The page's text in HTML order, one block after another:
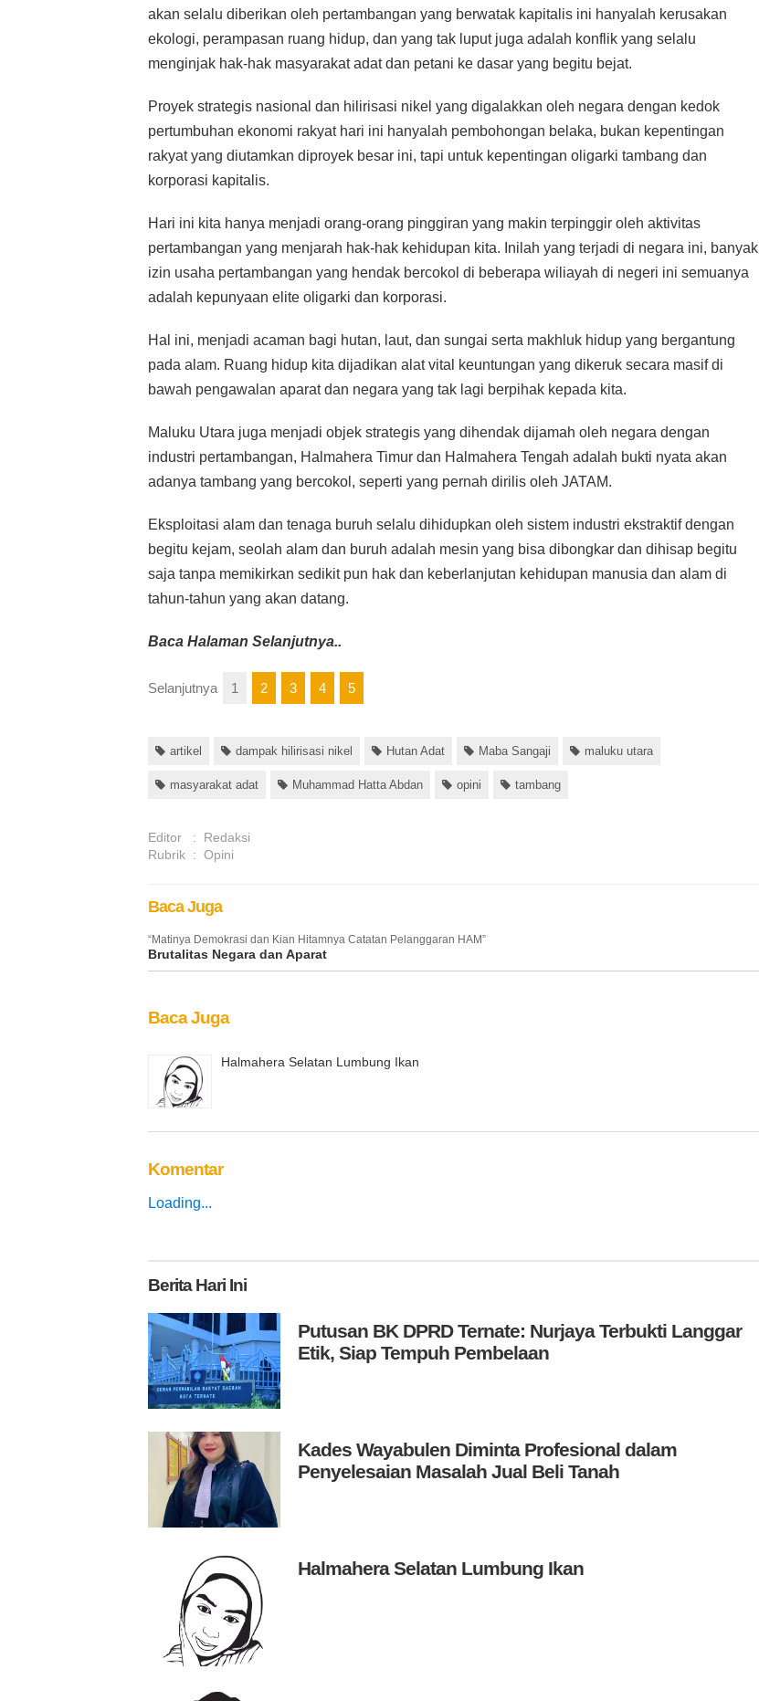
akan selalu diberikan oleh pertambangan yang berwatak kapitalis ini hanyalah kerusakan
ekologi, perampasan ruang hidup, dan yang tak luput juga adalah konflik yang selalu
menginjak hak-hak masyarakat adat dan petani ke dasar yang begitu bejat.
Proyek strategis nasional dan hilirisasi nikel yang digalakkan oleh negara dengan kedok
pertumbuhan ekonomi rakyat hari ini hanyalah pembohongan belaka, bukan kepentingan
rakyat yang diutamkan diproyek besar ini, tapi untuk kepentingan oligarki tambang dan
korporasi kapitalis.
Hari ini kita hanya menjadi orang-orang pinggiran yang makin terpinggir oleh aktivitas
pertambangan yang menjarah hak-hak kehidupan kita. Inilah yang terjadi di negara ini, banyak
izin usaha pertambangan yang hendak bercokol di beberapa wiliayah di negeri ini semuanya
adalah kepunyaan elite oligarki dan korporasi.
Hal ini, menjadi acaman bagi hutan, laut, dan sungai serta makhluk hidup yang bergantung
pada alam. Ruang hidup kita dijadikan alat vital keuntungan yang dikeruk secara masif di
bawah pengawalan aparat dan negara yang tak lagi berpihak kepada kita.
Maluku Utara juga menjadi objek strategis yang dihendak dijamah oleh negara dengan
industri pertambangan, Halmahera Timur dan Halmahera Tengah adalah bukti nyata akan
adanya tambang yang bercokol, seperti yang pernah dirilis oleh JATAM.
Eksploitasi alam dan tenaga buruh selalu dihidupkan oleh sistem industri ekstraktif dengan
begitu kejam, seolah alam dan buruh adalah mesin yang bisa dibongkar dan dihisap begitu
saja tanpa memikirkan sedikit pun hak dan keberlanjutan kehidupan manusia dan alam di
tahun-tahun yang akan datang.
Baca Halaman Selanjutnya..
Selanjutnya 1 2 3 4 5
artikel dampak hilirisasi nikel Hutan Adat Maba Sangaji maluku utara
masyarakat adat Muhammad Hatta Abdan opini tambang
Editor :
Redaksi
Rubrik : Opini
Baca Juga
“Matinya Demokrasi dan Kian Hitamnya Catatan Pelanggaran HAM”
Brutalitas Negara dan Aparat
Baca Juga
Halmahera Selatan Lumbung Ikan
Komentar
Loading...
BeritaHari Ini
Putusan BK DPRD Ternate: Nurjaya Terbukti Langgar
Etik, Siap Tempuh Pembelaan
Kades Wayabulen Diminta Profesional dalam
Penyelesaian Masalah Jual Beli Tanah
Halmahera Selatan Lumbung Ikan